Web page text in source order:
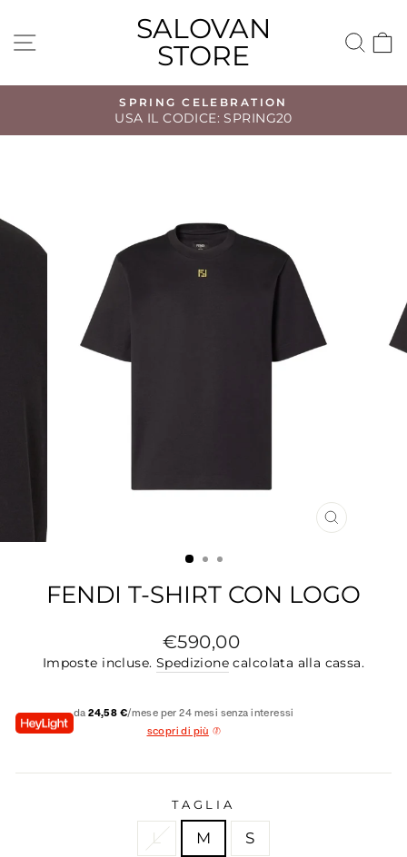
direttamente
NAVIGAZIONE DEL SITO
SALOVAN
STORE
Metti
SPRING CELEBRATION
USA IL CODICE: SPRING20
CHIUDI
FENDI T-SHIRT CON LOGO
Prezzo
di
€590,00
Imposte incluse. Spedizione calcolata alla cassa.
da24,58 €/mese per 24 mesi senza interessi
scopri di più
TAGLIA
L M S